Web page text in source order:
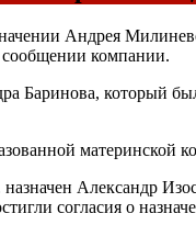
Андрея
сообщении компании.
Баринова, который
Александр
согласия о